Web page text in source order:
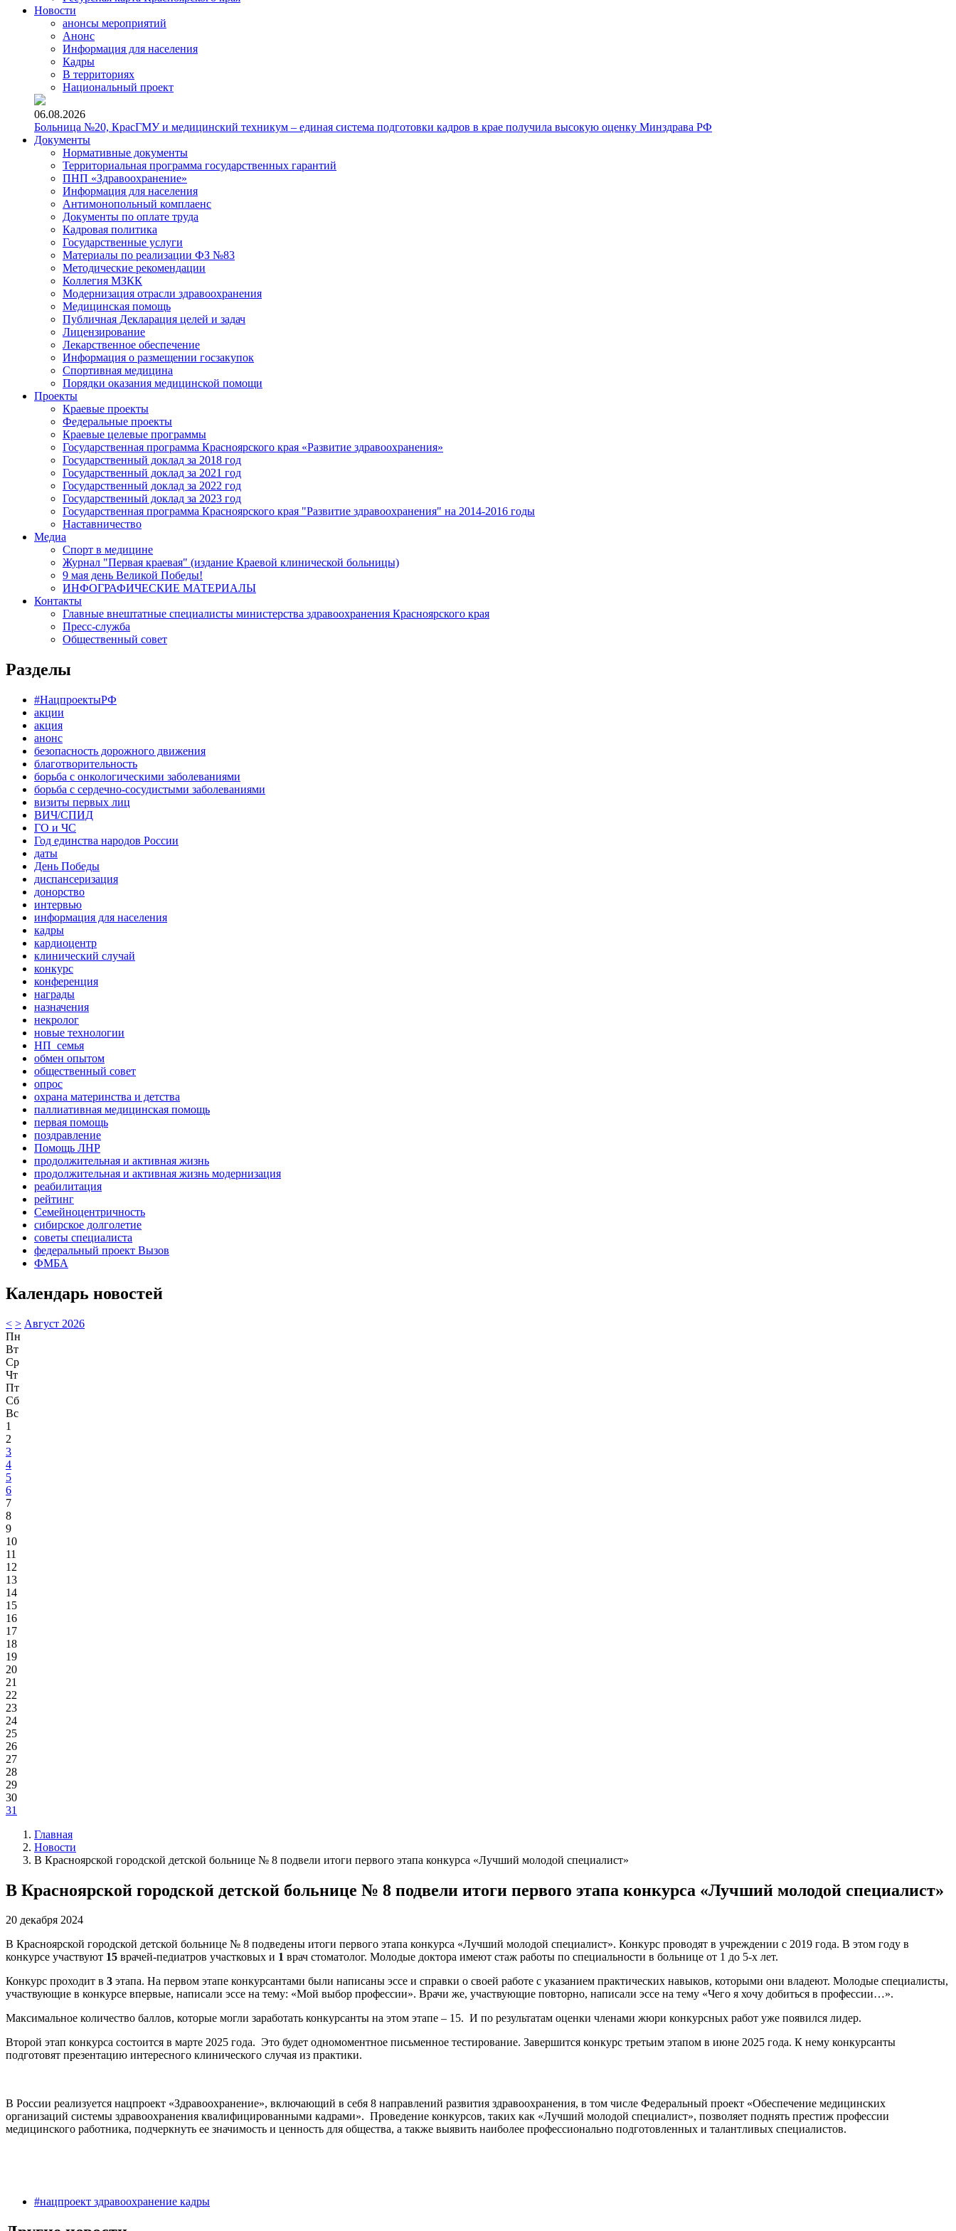
Новости
анонсы мероприятий
Анонс
Информация для населения
Кадры
В территориях
Национальный проект
06.08.2026
Больница №20, КрасГМУ и медицинский техникум – единая система подготовки кадров в крае получила высокую оценку Минздрава РФ
Документы
Нормативные документы
Территориальная программа государственных гарантий
ПНП «Здравоохранение»
Информация для населения
Антимонопольный комплаенс
Документы по оплате труда
Кадровая политика
Государственные услуги
Материалы по реализации ФЗ №83
Методические рекомендации
Коллегия МЗКК
Модернизация отрасли здравоохранения
Медицинская помощь
Публичная Декларация целей и задач
Лицензирование
Лекарственное обеспечение
Информация о размещении госзакупок
Спортивная медицина
Порядки оказания медицинской помощи
Проекты
Краевые проекты
Федеральные проекты
Краевые целевые программы
Государственная программа Красноярского края «Развитие здравоохранения»
Государственный доклад за 2018 год
Государственный доклад за 2021 год
Государственный доклад за 2022 год
Государственный доклад за 2023 год
Государственная программа Красноярского края "Развитие здравоохранения" на 2014-2016 годы
Наставничество
Медиа
Спорт в медицине
Журнал "Первая краевая" (издание Краевой клинической больницы)
9 мая день Великой Победы!
ИНФОГРАФИЧЕСКИЕ МАТЕРИАЛЫ
Контакты
Главные внештатные специалисты министерства здравоохранения Красноярского края
Пресс-служба
Общественный совет
Разделы
#НацпроектыРФ
акции
акция
анонс
безопасность дорожного движения
благотворительность
борьба с онкологическими заболеваниями
борьба с сердечно-сосудистыми заболеваниями
визиты первых лиц
ВИЧ/СПИД
ГО и ЧС
Год единства народов России
даты
День Победы
диспансеризация
донорство
интервью
информация для населения
кадры
кардиоцентр
клинический случай
конкурс
конференция
награды
назначения
некролог
новые технологии
НП_семья
обмен опытом
общественный совет
опрос
охрана материнства и детства
паллиативная медицинская помощь
первая помощь
поздравление
Помощь ЛНР
продолжительная и активная жизнь
продолжительная и активная жизнь модернизация
реабилитация
рейтинг
Семейноцентричность
сибирское долголетие
советы специалиста
федеральный проект Вызов
ФМБА
Календарь новостей
< > Август 2026
Пн
Вт
Ср
Чт
Пт
Сб
Вс
1
2
3
4
5
6
7
8
9
10
11
12
13
14
15
16
17
18
19
20
21
22
23
24
25
26
27
28
29
30
31
Главная
Новости
В Красноярской городской детской больнице № 8 подвели итоги первого этапа конкурса «Лучший молодой специалист»
В Красноярской городской детской больнице № 8 подвели итоги первого этапа конкурса «Лучший молодой специалист»
20 декабря 2024
В Красноярской городской детской больнице № 8 подведены итоги первого этапа конкурса «Лучший молодой специалист». Конкурс проводят в учреждении с 2019 года. В этом году в
конкурсе участвуют 15 врачей-педиатров участковых и 1 врач стоматолог. Молодые доктора имеют стаж работы по специальности в больнице от 1 до 5-х лет.
Конкурс проходит в 3 этапа. На первом этапе конкурсантами были написаны эссе и справки о своей работе с указанием практических навыков, которыми они владеют. Молодые специалисты,
участвующие в конкурсе впервые, написали эссе на тему: «Мой выбор профессии». Врачи же, участвующие повторно, написали эссе на тему «Чего я хочу добиться в профессии…».
Максимальное количество баллов, которые могли заработать конкурсанты на этом этапе – 15. И по результатам оценки членами жюри конкурсных работ уже появился лидер.
Второй этап конкурса состоится в марте 2025 года. Это будет одномоментное письменное тестирование. Завершится конкурс третьим этапом в июне 2025 года. К нему конкурсанты
подготовят презентацию интересного клинического случая из практики.
В России реализуется нацпроект «Здравоохранение», включающий в себя 8 направлений развития здравоохранения, в том числе Федеральный проект «Обеспечение медицинских
организаций системы здравоохранения квалифицированными кадрами». Проведение конкурсов, таких как «Лучший молодой специалист», позволяет поднять престиж профессии
медицинского работника, подчеркнуть ее значимость и ценность для общества, а также выявить наиболее профессионально подготовленных и талантливых специалистов.
#нацпроект здравоохранение кадры